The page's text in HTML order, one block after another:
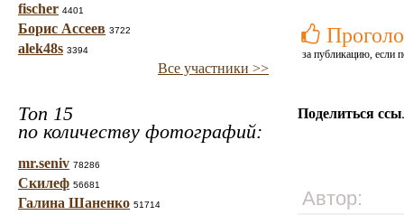
fischer 4401
Борис Ассеев 3722
alek48s 3394
Все участники >>
Топ 15
по количеству фотографий:
mr.seniv 78286
Скилеф 56681
Галина Шаненко 51714
за публикацию, если
Поделиться
Автор: